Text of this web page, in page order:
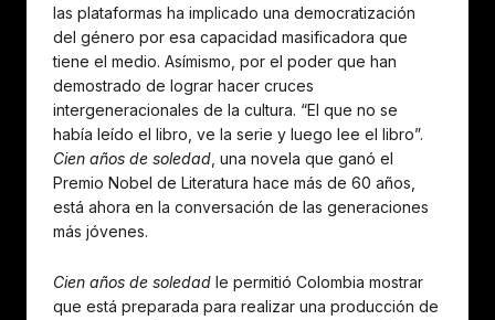
las plataformas ha implicado una democratización
del género por esa capacidad masificadora que
tiene el medio. Asímismo, por el poder que han
demostrado de lograr hacer cruces
intergeneracionales de la cultura. “El que no se
había leído el libro, ve la serie y luego lee el libro”.
Cien años de soledad, una novela que ganó el
Premio Nobel de Literatura hace más de 60 años,
está ahora en la conversación de las generaciones
más jóvenes.
Cien años de soledad le permitió Colombia mostrar
que está preparada para realizar una producción de